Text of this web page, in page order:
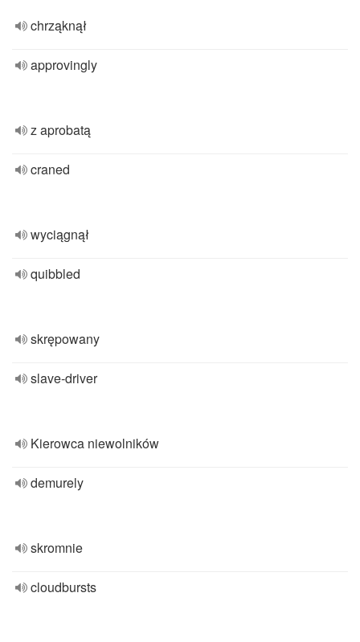
chrząknął
approvingly
z aprobatą
craned
wyciągnął
quibbled
skrępowany
slave-driver
Kierowca niewolników
demurely
skromnie
cloudbursts